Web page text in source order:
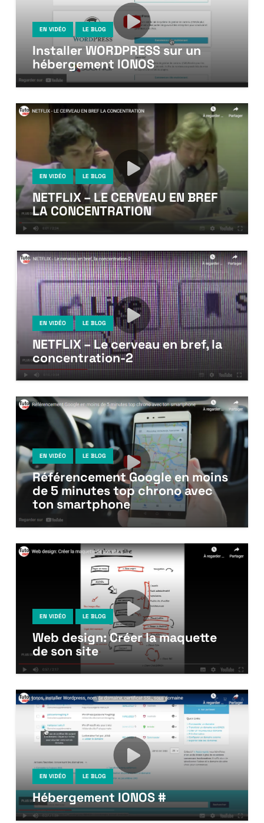
EN VIDÉO LE BLOG
Installer WORDPRESS sur un
hébergement IONOS
EN VIDÉO LE BLOG
NETFLIX – LE CERVEAU EN BREF
LA CONCENTRATION
EN VIDÉO LE BLOG
NETFLIX – Le cerveau en bref, la
concentration-2
EN VIDÉO LE BLOG
Référencement Google en moins
de 5 minutes top chrono avec
ton smartphone
EN VIDÉO LE BLOG
Web design: Créer la maquette
de son site
EN VIDÉO LE BLOG
Hébergement IONOS #